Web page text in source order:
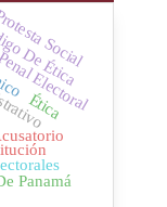
Electoral
Panamá
Ética
De Ética
Social